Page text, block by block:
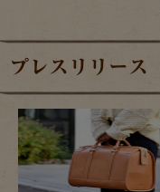
プレスリリース